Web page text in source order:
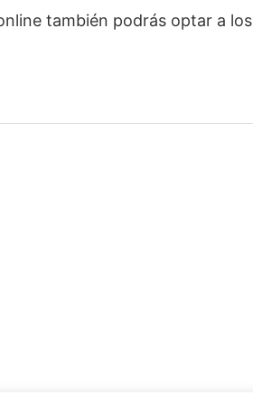
también podrás optar a los